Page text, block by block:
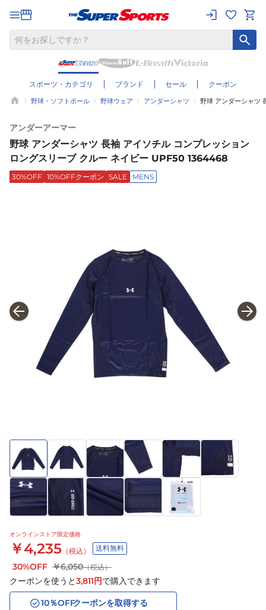
スポーツ・カテゴリ ブランド セール クーポン
野球・ソフトボール 野球ウェア アンダーシャツ 野球 アンダーシャツ
アンダーアーマー
野球 アンダーシャツ 長袖 アイソチル コンプレッション
ロングスリーブ クルー ネイビー UPF50 1364468
30%OFF 10%OFFクーポン SALE MENS
オンラインストア限定価格
￥4,235 （税込） 送料無料
30%OFF ￥6,050（税込）
クーポンを使うと3,811円で購入できます
10％OFFクーポンを取得する